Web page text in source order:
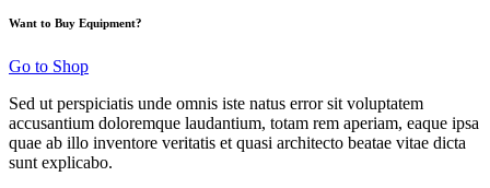
Want to Buy Equipment?
Go to Shop
Sed ut perspiciatis unde omnis iste natus error sit voluptatem
accusantium doloremque laudantium, totam rem aperiam, eaque ipsa
quae ab illo inventore veritatis et quasi architecto beatae vitae dicta
sunt explicabo.